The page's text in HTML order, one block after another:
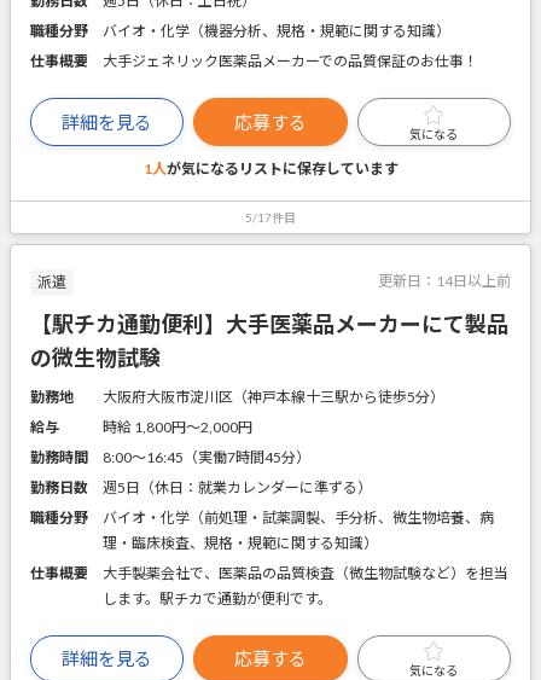
職種分野
バイオ・化学（機器分析、規格・規範に関する知識）
仕事概要
大手ジェネリック医薬品メーカーでの品質保証のお仕事！
詳細を見る 応募する
気になる
1人が気になるリストに保存しています
5/17件目
派遣 更新日： 14日以上前
【駅チカ通勤便利】大手医薬品メーカーにて製品
の微生物試験
勤務地
大阪府大阪市淀川区（神戸本線十三駅から徒歩5分）
給与
時給 1,800円〜2,000円
勤務時間
8:00～16:45（実働7時間45分）
勤務日数
週5日（休日：就業カレンダーに準ずる）
職種分野
バイオ・化学（前処理・試薬調製、手分析、微生物培養、病
理・臨床検査、規格・規範に関する知識）
仕事概要
大手製薬会社で、医薬品の品質検査（微生物試験など）を担当
します。駅チカで通勤が便利です。
詳細を見る 応募する
気になる